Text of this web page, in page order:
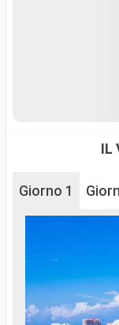
IL
Giorno 1